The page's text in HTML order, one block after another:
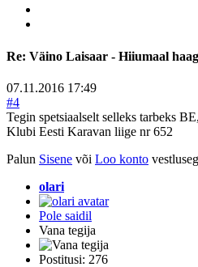
Re: Väino Laisaar - Hiiumaal
07.11.2016 17:49
#4
Tegin spetsiaalselt selleks tarbeks
Klubi Eesti Karavan liige nr 652
Palun Sisene või Loo konto
olari
Pole saidil
Vana tegija
Postitusi: 276